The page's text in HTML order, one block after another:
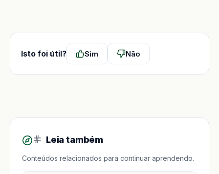
Isto foi útil? Sim Não
Leia também
Conteúdos relacionados para continuar aprendendo.